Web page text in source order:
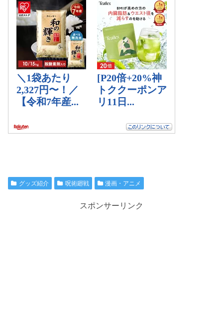
グッズ紹介 呪術廻戦 漫画・アニメ
スポンサーリンク